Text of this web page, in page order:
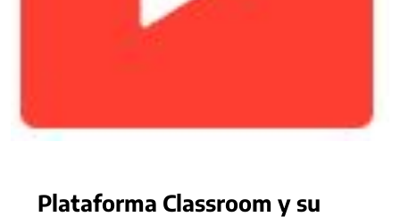
Plataforma Classroom y su